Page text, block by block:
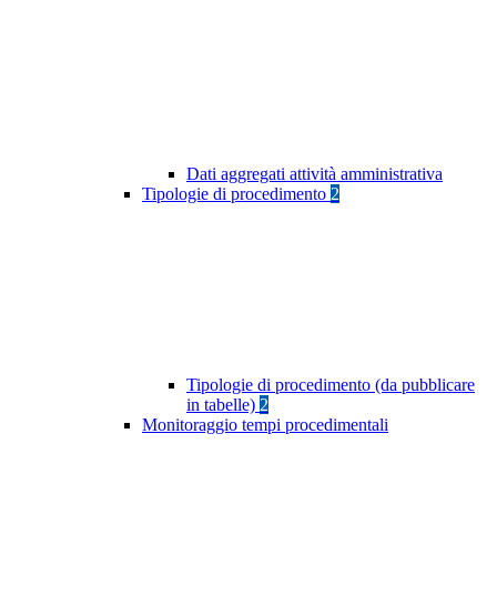
Dati aggregati attività amministrativa
Tipologie di procedimento 2
Tipologie di procedimento (da pubblicare
in tabelle) 2
Monitoraggio tempi procedimentali